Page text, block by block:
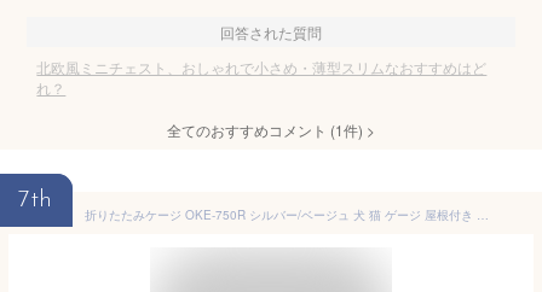
回答された質問
北欧風ミニチェスト、おしゃれで小さめ・薄型スリムなおすすめはど
れ？
全てのおすすめコメント (1件) >
7th
折りたたみケージ OKE-750R シルバー/ベージュ 犬 猫 ゲージ 屋根付き ハウス 持ち運び キャリー 小型犬 中型犬 簡単 折り畳み おしゃれ ドライブ お出かけ 室内 移動 病院 通院 避難 防災 アイリスオーヤマ